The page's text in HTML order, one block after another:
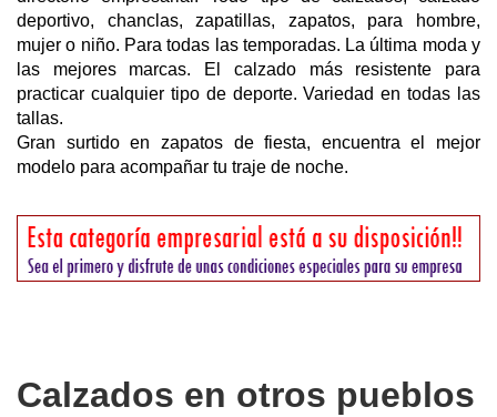
deportivo, chanclas, zapatillas, zapatos, para hombre,
mujer o niño. Para todas las temporadas. La última moda y
las mejores marcas. El calzado más resistente para
practicar cualquier tipo de deporte. Variedad en todas las
tallas.
Gran surtido en zapatos de fiesta, encuentra el mejor
modelo para acompañar tu traje de noche.
Calzados en otros pueblos